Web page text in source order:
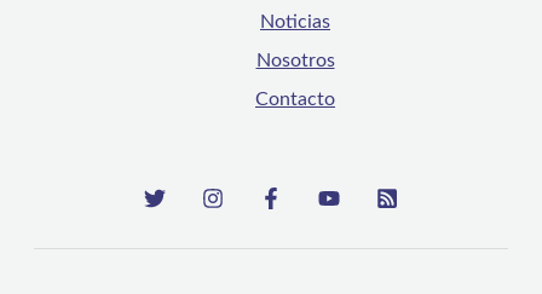
Noticias
Nosotros
Contacto